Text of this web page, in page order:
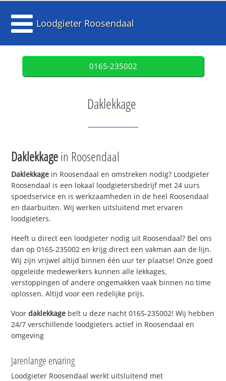
Loodgieter Roosendaal
0165-235002
Daklekkage
Daklekkagein Roosendaal
Daklekkage in Roosendaal en omstreken nodig? Loodgieter
Roosendaal is een lokaal loodgietersbedrijf met 24 uurs
spoedservice en is werkzaamheden in de heel Roosendaal
en daarbuiten. Wij werken uitsluitend met ervaren
loodgieters.
Heeft u direct een loodgieter nodig uit Roosendaal? Bel ons
dan op 0165-235002 en krijg direct een vakman aan de lijn.
Wij zijn vrijwel altijd binnen één uur ter plaatse! Onze goed
opgeleide medewerkers kunnen alle lekkages,
verstoppingen of andere ongemakken vaak binnen no time
oplossen. Altijd voor een redelijke prijs.
Voordaklekkage belt u deze nacht 0165-235002! Wij hebben
24/7 verschillende loodgieters actief in Roosendaal en
omgeving
Jarenlange ervaring
Loodgieter Roosendaal werkt uitsluitend met